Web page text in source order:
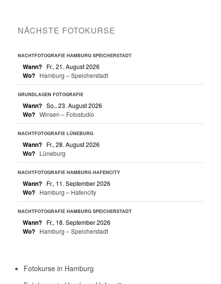
NÄCHSTE FOTOKURSE
NACHTFOTOGRAFIE HAMBURG SPEICHERSTADT
Wann? Fr., 21. August 2026
Wo? Hamburg – Speicherstadt
GRUNDLAGEN FOTOGRAFIE
Wann? So., 23. August 2026
Wo? Winsen – Fotostudio
NACHTFOTOGRAFIE LÜNEBURG
Wann? Fr., 28. August 2026
Wo? Lüneburg
NACHTFOTOGRAFIE HAMBURG HAFENCITY
Wann? Fr., 11. September 2026
Wo? Hamburg – Hafencity
NACHTFOTOGRAFIE HAMBURG SPEICHERSTADT
Wann? Fr., 18. September 2026
Wo? Hamburg – Speicherstadt
Fotokurse in Hamburg